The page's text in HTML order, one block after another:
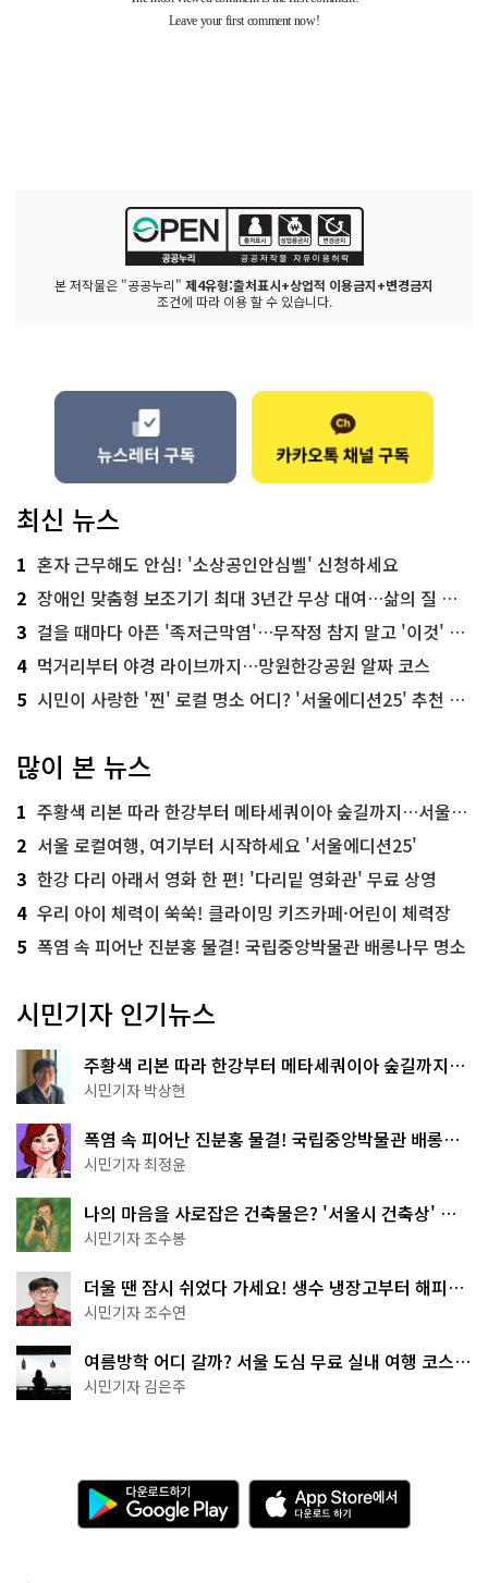
본 저작물은 "공공누리" 제4유형:출처표시+상업적 이용금지+변경금지
조건에 따라 이용 할 수 있습니다.
최신 뉴스
1 혼자 근무해도 안심! '소상공인안심벨' 신청하세요
2 장애인 맞춤형 보조기기 최대 3년간 무상 대여…삶의 질 높인다
3 걸을 때마다 아픈 '족저근막염'…무작정 참지 말고 '이것' 해보세요!
4 먹거리부터 야경 라이브까지…망원한강공원 알짜 코스
5 시민이 사랑한 '찐' 로컬 명소 어디? '서울에디션25' 추천 코스
많이 본 뉴스
1 주황색 리본 따라 한강부터 메타세쿼이아 숲길까지…서울둘레길 15코스
2 서울 로컬여행, 여기부터 시작하세요 '서울에디션25'
3 한강 다리 아래서 영화 한 편! '다리밑 영화관' 무료 상영
4 우리 아이 체력이 쑥쑥! 클라이밍 키즈카페·어린이 체력장
5 폭염 속 피어난 진분홍 물결! 국립중앙박물관 배롱나무 명소
시민기자 인기뉴스
주황색 리본 따라 한강부터 메타세쿼이아 숲길까지…
서울둘레길 15코스
시민기자 박상현
폭염 속 피어난 진분홍 물결! 국립중앙박물관 배롱나
무 명소
시민기자 최정윤
나의 마음을 사로잡은 건축물은? '서울시 건축상' 수
상작 공개!
시민기자 조수봉
더울 땐 잠시 쉬었다 가세요! 생수 냉장고부터 해피소
·무더위쉼터까지
시민기자 조수연
여름방학 어디 갈까? 서울 도심 무료 실내 여행 코스
추천
시민기자 김은주
다
운
로
A
p
p